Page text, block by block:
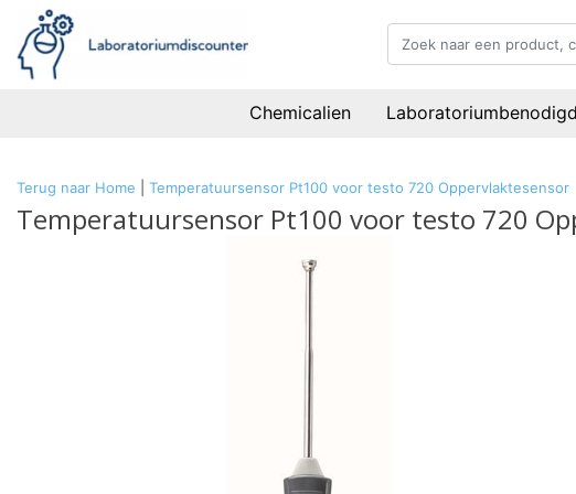
Chemicalien
Terug naar Home Temperatuursensor Pt100 voor testo 720 Oppervlaktesensor
Temperatuursensor Pt100 voor testo 720